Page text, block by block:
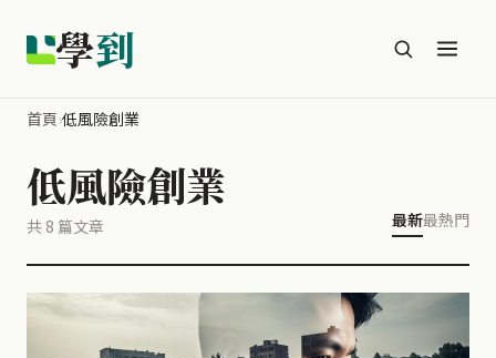
學到
首頁›低風險創業
低風險創業
共 8 篇文章 最新最熱門